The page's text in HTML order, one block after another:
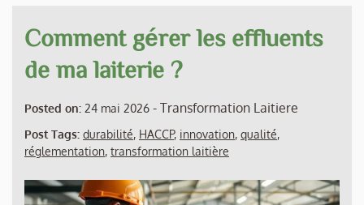
Comment gérer les effluents
de ma laiterie ?
Posted on: 24 mai 2026 - Transformation Laitiere
Post Tags: durabilité, HACCP, innovation, qualité,
réglementation, transformation laitière